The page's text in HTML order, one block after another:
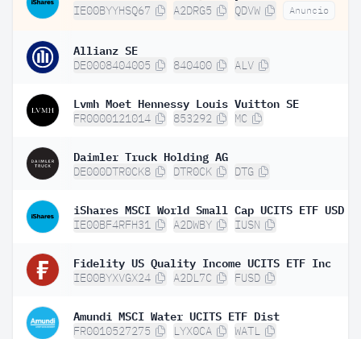
IE00BYYHSQ67 A2DRG5 QDVW Anuncio
Allianz SE
DE0008404005 840400 ALV
Lvmh Moet Hennessy Louis Vuitton SE
FR0000121014 853292 MC
Daimler Truck Holding AG
DE000DTR0CK8 DTR0CK DTG
iShares MSCI World Small Cap UCITS ETF USD
IE00BF4RFH31 A2DWBY IUSN
Fidelity US Quality Income UCITS ETF Inc
IE00BYXVGX24 A2DL7C FUSD
Amundi MSCI Water UCITS ETF Dist
FR0010527275 LYX0CA WATL